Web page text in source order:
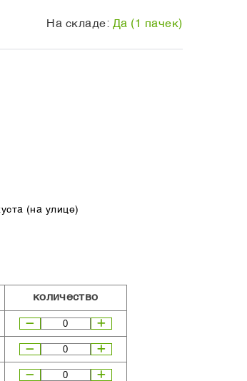
На складе: Да (1 пачек)
(на улице)
количество